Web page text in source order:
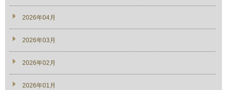
2026年04月
2026年03月
2026年02月
2026年01月